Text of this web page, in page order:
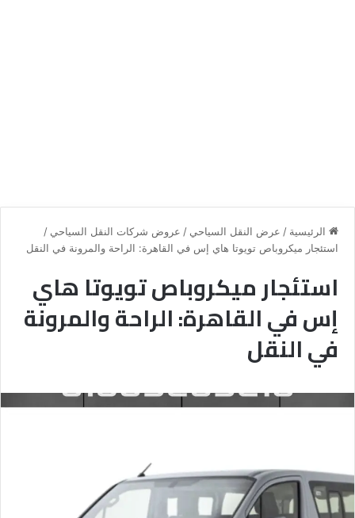
الرئيسية / عرض النقل السياحي / عروض شركات النقل السياحي /
استئجار ميكروباص تويوتا هاي إس في القاهرة: الراحة والمرونة في النقل
استئجار ميكروباص تويوتا هاي
إس في القاهرة: الراحة والمرونة
في النقل